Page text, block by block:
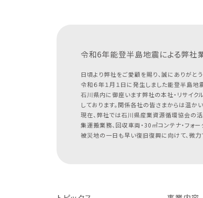
令和6年能登半島地震による弊社
日頃より弊社をご愛顧を賜り、誠にありがとう
令和６年１月１日に発生しました能登半島地
石川県内に御座います弊社の本社・リサイク
しております。関係各社の皆さまからは温か
現在、弊社では石川県産業資源循環協会の
集運搬業務、回収車両・30㎥コンテナ・フォ
被災地の一日も早い復旧復興に向けて、微力